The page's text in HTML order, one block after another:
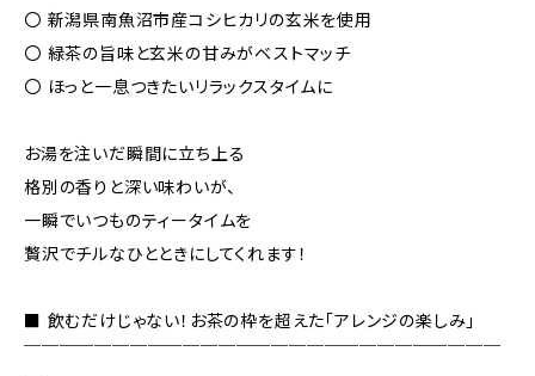
〇 新潟県南魚沼市産コシヒカリの玄米を使用
〇 緑茶の旨味と玄米の甘みがベストマッチ
〇 ほっと一息つきたいリラックスタイムに
お湯を注いだ瞬間に立ち上る
格別の香りと深い味わいが、
一瞬でいつものティータイムを
贅沢でチルなひとときにしてくれます！
■ 飲むだけじゃない！お茶の枠を超えた「アレンジの楽しみ」